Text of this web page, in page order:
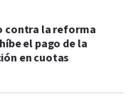
contra la reforma
el pago de la
en cuotas